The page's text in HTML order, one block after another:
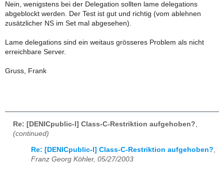
Nein, wenigstens bei der Delegation sollten lame delegations
abgeblockt werden. Der Test ist gut und richtig (vom ablehnen
zusätzlicher NS im Set mal abgesehen).
Lame delegations sind ein weitaus grösseres Problem als nicht
erreichbare Server.
Gruss, Frank
Re: [DENICpublic-l] Class-C-Restriktion aufgehoben?
(continued)
Re: [DENICpublic-l] Class-C-Restriktion aufgehoben?,
Franz Georg Köhler, 05/27/2003